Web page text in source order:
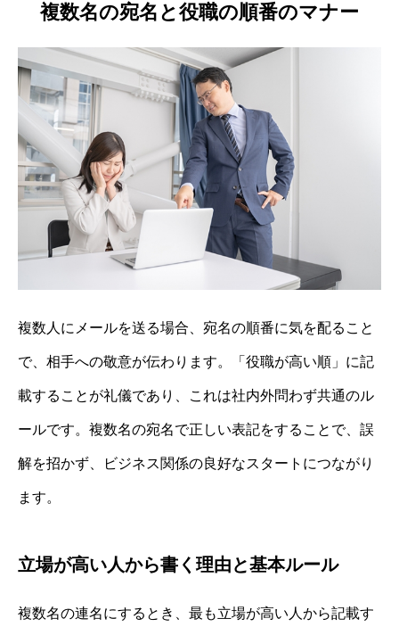
複数名の宛名と役職の順番のマナー
複数人にメールを送る場合、宛名の順番に気を配ること
で、相手への敬意が伝わります。「役職が高い順」に記
載することが礼儀であり、これは社内外問わず共通のル
ールです。複数名の宛名で正しい表記をすることで、誤
解を招かず、ビジネス関係の良好なスタートにつながり
ます。
立場が高い人から書く理由と基本ルール
複数名の連名にするとき、最も立場が高い人から記載す